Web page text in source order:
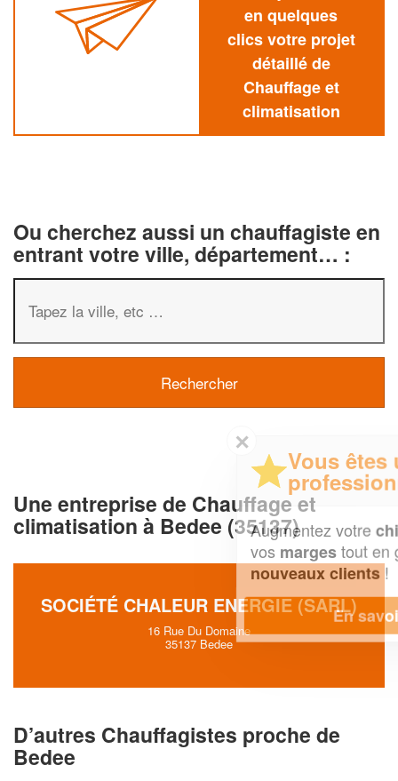
en quelques
clics votre projet
détaillé de
Chauffage et
climatisation
Ou cherchez aussi un chauffagiste en
entrant votre ville, département… :
Une entreprise de Chauffage et
climatisation à Bedee (35137)
SOCIÉTÉ CHALEUR ENERGIE (SARL)
16 Rue Du Domaine
35137 Bedee
D’autres Chauffagistes proche de
Bedee
Vous êtes un
professionnel ?
Augmentez votrechiffre d'affaireset
tout en gagnant de
En savoir plus